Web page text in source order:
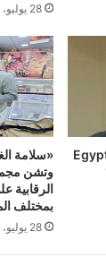
28 يوليو، 2025
«سلامة
وتشن
الرقابية
بمختلف
28 يوليو، 2024